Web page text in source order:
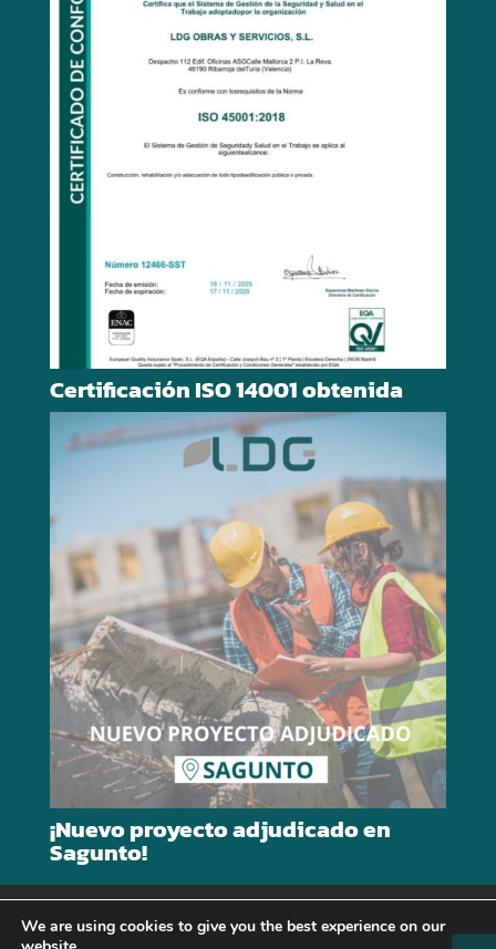
Certificación ISO 14001 obtenida
¡Nuevo proyecto adjudicado en
Sagunto!
© 2023 GRUPO LDG |Legal Note–Cookies
We are using cookies to give you the best experience on our